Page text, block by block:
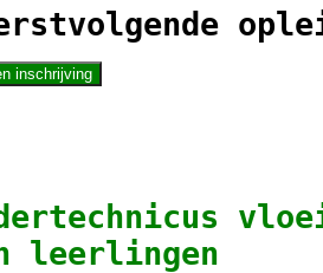
leerlingen